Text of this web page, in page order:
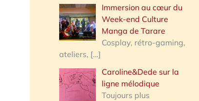
:
Immersion au cœur du
Week-end Culture
Manga de Tarare
Cosplay, rétro-gaming,
ateliers, […]
Caroline&Dede sur la
ligne mélodique
Toujours plus